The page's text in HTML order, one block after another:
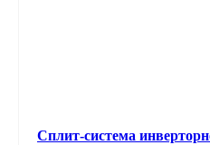
Сплит-система